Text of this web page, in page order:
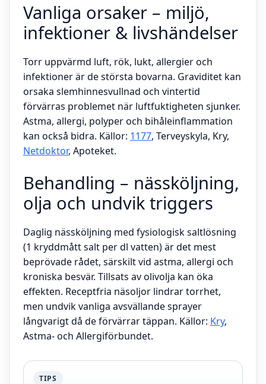
Vanliga orsaker – miljö,
infektioner & livshändelser
Torr uppvärmd luft, rök, lukt, allergier och
infektioner är de största bovarna. Graviditet kan
orsaka slemhinnesvullnad och vintertid
förvärras problemet när luftfuktigheten sjunker.
Astma, allergi, polyper och bihåleinflammation
kan också bidra. Källor: 1177, Terveyskyla, Kry,
Netdoktor, Apoteket.
Behandling – nässköljning,
olja och undvik triggers
Daglig nässköljning med fysiologisk saltlösning
(1 kryddmått salt per dl vatten) är det mest
beprövade rådet, särskilt vid astma, allergi och
kroniska besvär. Tillsats av olivolja kan öka
effekten. Receptfria näsoljor lindrar torrhet,
men undvik vanliga avsvällande sprayer
långvarigt då de förvärrar täppan. Källor: Kry,
Astma- och Allergiförbundet.
TIPS